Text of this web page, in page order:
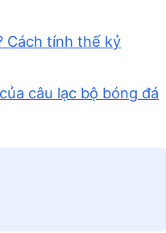
Cách tính thế kỷ
câu lạc bộ bóng đá